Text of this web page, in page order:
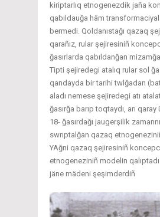
kiriptarlıq etnogenezdik jaña
qabıldauğa häm
bermedi. Qoldanıstağı qazaq
qarañız, rular şejiresiniñ
ğasırlarda qabıldanğan
Tipti şejiredegi atalıq rular sol
qandayda bir tarihi twlğadan
aladı nemese şejiredegi atı
ğasırğa barıp toqtaydı, arı
18- ğasırdağı jaugerşilik
swrıptalğan qazaq
YAğni qazaq şejiresiniñ
etnogeneziniñ modelin
jäne mädeni şeşimderdiñ